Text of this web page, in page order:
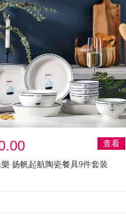
查看
樂 扬帆起航陶瓷餐具9件套装